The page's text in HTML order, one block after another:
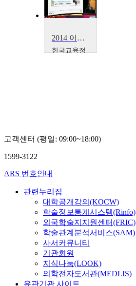
2014 이러닝 국제 콘퍼런스 : What is the Lessons from Education Support Project~
한국교육정
고객센터 (평일: 09:00~18:00)
1599-3122
ARS 번호안내
관련누리집
대학공개강의(KOCW)
학술정보통계시스템(Rinfo)
외국학술지지원센터(FRIC)
학술관계분석서비스(SAM)
사서커뮤니티
기관회원
지식나눔(LOOK)
의학전자도서관(MEDLIS)
유관기관 사이트